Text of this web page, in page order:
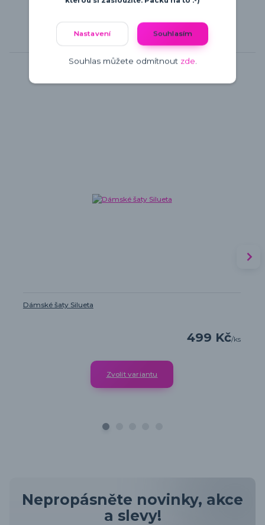
Související zboží 5
Dámské šaty Silueta
499 Kč/ks
Zvolit variantu
Nepropásněte novinky, akce
a slevy!
Nastavení Souhlasím
Souhlas můžete odmítnout zde.